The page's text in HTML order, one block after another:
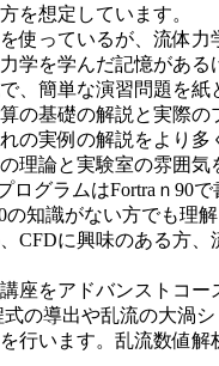
を想定しています。
ているが、流体力
学んだ記憶があるけ
で、簡単な演習問題を
算の基礎の解説と実際
の実例の解説をより
理論と実験室の雰囲
ログラムはFortraｎ90
の知識がない方でも理
CFDに興味のある方
座をアドバンストコ
式の導出や乱流の大渦
行います。乱流数値